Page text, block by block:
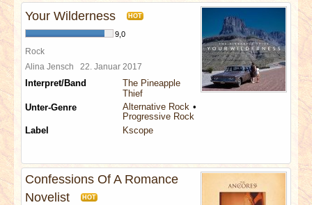
Your Wilderness HOT
9,0
Rock
Alina Jensch 22. Januar 2017
Interpret/Band
The Pineapple
Thief
Unter-Genre
Alternative Rock
Progressive Rock
Label
Kscope
Confessions Of A Romance
Novelist
HOT